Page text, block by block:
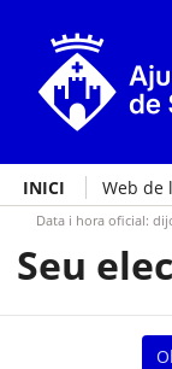
INICI Web de
Data i hora oficial:
Seu